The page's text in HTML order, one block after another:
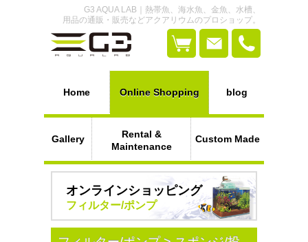
G3 AQUA LAB｜熱帯魚、海水魚、金魚、水槽、
用品の通販・販売などアクアリウムのプロショップ。
Home Online Shopping blog
Gallery
Rental &
Maintenance
Custom Made
オンラインショッピング
フィルター/ポンプ